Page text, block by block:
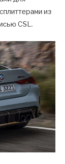
из
CSL.